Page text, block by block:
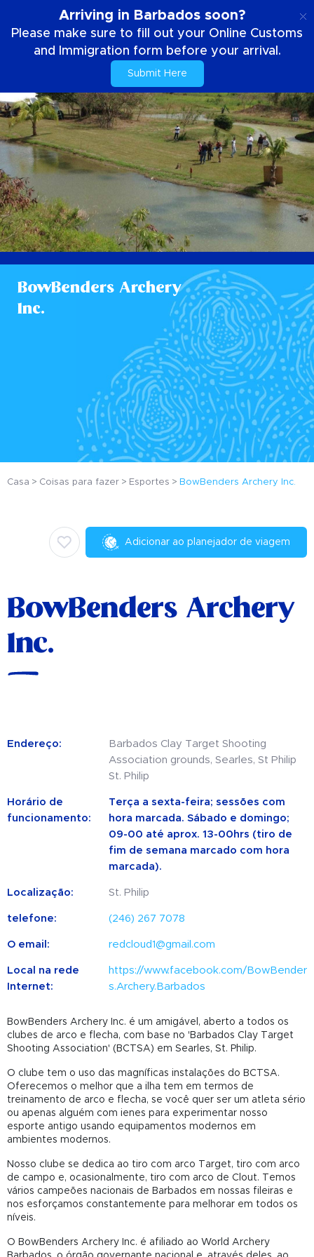
Arriving in Barbados soon?
Please make sure to fill out your Online Customs
and Immigration form before your arrival.
Submit Here
BowBenders Archery
Inc.
Casa Coisas para fazer Esportes BowBenders Archery Inc.
Adicionar ao planejador de viagem
BowBenders Archery
Inc.
Endereço:
Barbados Clay Target Shooting
Association grounds, Searles, St Philip
St. Philip
Horário de
funcionamento:
Terça a sexta-feira; sessões com
hora marcada. Sábado e domingo;
09-00 até aprox. 13-00hrs (tiro de
fim de semana marcado com hora
marcada).
Localização: St. Philip
telefone: (246) 267 7078
O email: redcloud1@gmail.com
Local na rede
Internet:
https://www.facebook.com/BowBender
s.Archery.Barbados
BowBenders Archery Inc. é um amigável, aberto a todos os
clubes de arco e flecha, com base no 'Barbados Clay Target
Shooting Association' (BCTSA) em Searles, St. Philip.
O clube tem o uso das magníficas instalações do BCTSA.
Oferecemos o melhor que a ilha tem em termos de
treinamento de arco e flecha, se você quer ser um atleta sério
ou apenas alguém com ienes para experimentar nosso
esporte antigo usando equipamentos modernos em
ambientes modernos.
Nosso clube se dedica ao tiro com arco Target, tiro com arco
de campo e, ocasionalmente, tiro com arco de Clout. Temos
vários campeões nacionais de Barbados em nossas fileiras e
nos esforçamos constantemente para melhorar em todos os
níveis.
O BowBenders Archery Inc. é afiliado ao World Archery